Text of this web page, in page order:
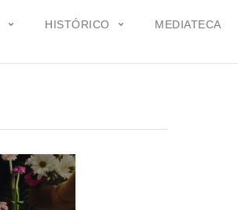
HISTÓRICO MEDIATECA